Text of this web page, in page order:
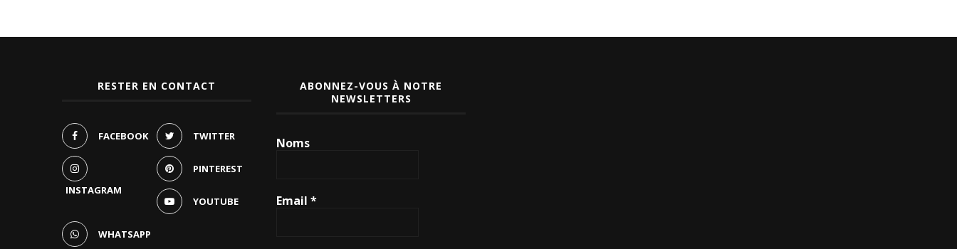
RESTER EN CONTACT
FACEBOOK TWITTER
INSTAGRAM
PINTEREST
YOUTUBE
WHATSAPP
ABONNEZ-VOUS À NOTRE
NEWSLETTERS
Noms
Email*